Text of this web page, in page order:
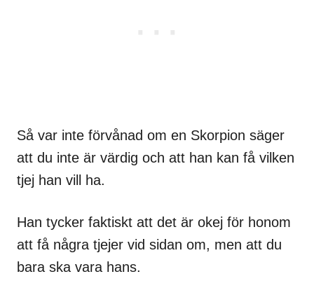
Så var inte förvånad om en Skorpion säger
att du inte är värdig och att han kan få vilken
tjej han vill ha.
Han tycker faktiskt att det är okej för honom
att få några tjejer vid sidan om, men att du
bara ska vara hans.